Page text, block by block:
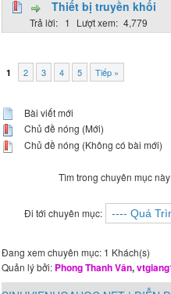
Thiết bị truyền khối
1 4,779
1 2 3 4 5 Tiếp »
Bài viết mới
Chủ đề nóng (Mới)
Chủ đề nóng (Không có bài mới)
Tìm trong chuyên mục
Đi tới chuyên mục:
Đang xem chuyên mục: 1 Khách(s)
Quản lý bởi: Phong Thanh Vân,